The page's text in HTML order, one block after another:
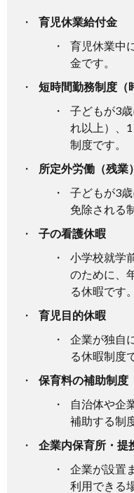
育児休業給付金
育児休業中
金です。
短時間勤務制度（
子どもが3
れ以上）、
制度です。
所定外労働（残業
子どもが3
免除される
子の看護休暇
小学校就学
のために、
る休暇です。
育児目的休暇
企業が独自
る休暇制度
保育料の補助制度
自治体や企
補助する制
企業内保育所・提
企業が設置
利用できる